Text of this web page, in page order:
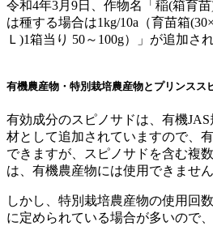
令和4年3月9日、作物名「稲(箱育
は種する場合は1kg/10a（育苗箱
Ｌ)1箱当り 50～100g）」が追加さ
有機農産物・特別栽培農産物とプリンスス
有効成分のスピノサドは、有機
材として追加されていますので、
できますが、スピノサドを含む複
は、有機農産物には使用できません
しかし、特別栽培農産物の使用回
に定められている場合が多いので